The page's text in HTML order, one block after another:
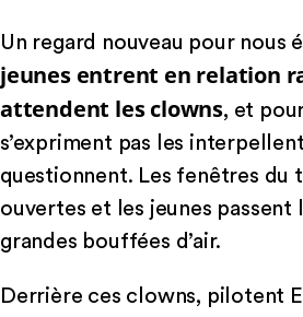
Un regard nouveau pour nous
jeunes entrent en relation
attendent les clowns, et
s’expriment pas les
questionnent. Les fenêtres du
ouvertes et les jeunes passent
grandes bouffées d’air.
Derrière ces clowns, pilotent